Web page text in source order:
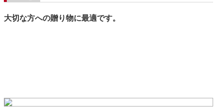
大切な方への贈り物に最適です。